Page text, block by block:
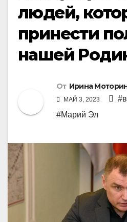
людей,
принести
нашей
От Ирина
МАЙ 3, 2023
#Марий Эл